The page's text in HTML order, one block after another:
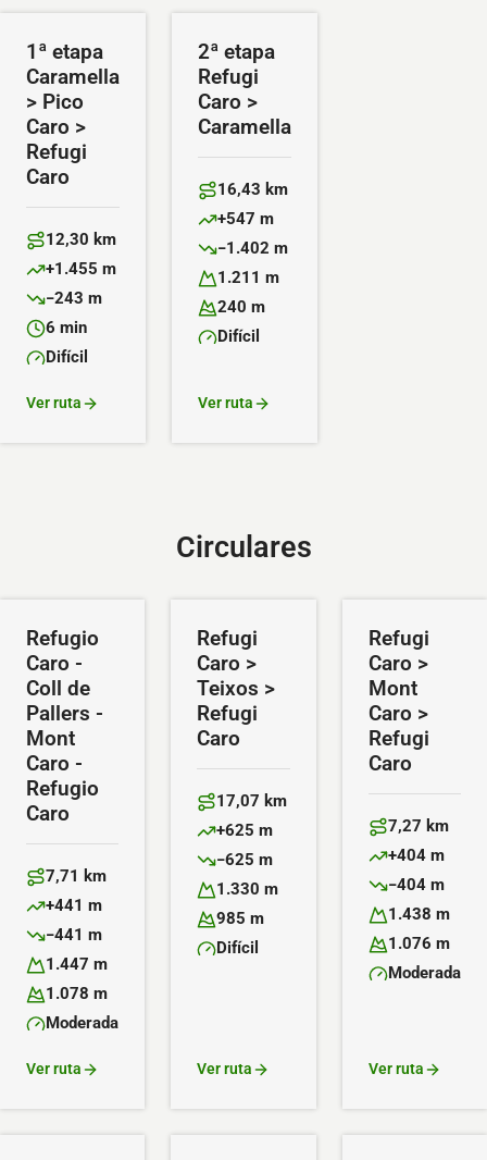
1ª etapa
Caramella
> Pico
Caro >
Refugi
Caro
Distancia:
12,30 km
Desnivel positivo:
+1.455 m
Desnivel negativo:
−243 m
Duración:
6 min
Dificultad:
Difícil
Ver ruta
2ª etapa
Refugi
Caro >
Caramella
Distancia:
16,43 km
Desnivel positivo:
+547 m
Desnivel negativo:
−1.402 m
Altitud máxima:
1.211 m
Altitud mínima:
240 m
Dificultad:
Difícil
Ver ruta
Circulares
Refugio
Caro -
Coll de
Pallers -
Mont
Caro -
Refugio
Caro
Distancia:
7,71 km
Desnivel positivo:
+441 m
Desnivel negativo:
−441 m
Altitud máxima:
1.447 m
Altitud mínima:
1.078 m
Dificultad:
Moderada
Ver ruta
Refugi
Caro >
Teixos >
Refugi
Caro
Distancia:
17,07 km
Desnivel positivo:
+625 m
Desnivel negativo:
−625 m
Altitud máxima:
1.330 m
Altitud mínima:
985 m
Dificultad:
Difícil
Ver ruta
Refugi
Caro >
Mont
Caro >
Refugi
Caro
Distancia:
7,27 km
Desnivel
+404 m
Desnivel
−404 m
Altitud máxima:
1.438 m
Altitud mínima:
1.076 m
Dificultad:
Moderada
Ver ruta